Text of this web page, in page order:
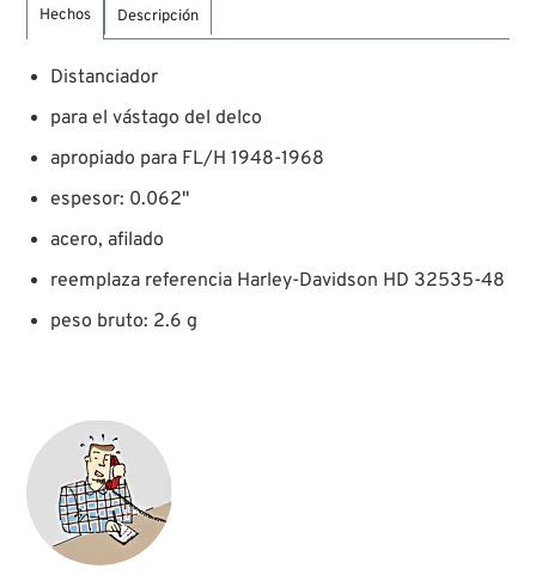
Hechos Descripción
Distanciador
para el vástago del delco
apropiado para FL/H 1948-1968
espesor: 0.062"
acero, afilado
reemplaza referencia Harley-Davidson HD 32535-48
peso bruto: 2.6 g